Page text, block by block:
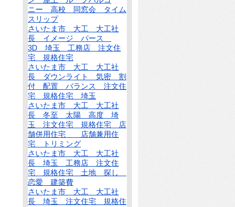
ニー 高校 同窓会 タイム
スリップ
さいたま市 大工 大工社
長 イメージ パース
3D 埼玉 工務店 注文住
宅 規格住宅
さいたま市 大工 大工社
長 ダウンライト 気密 割
付 配置 バランス 注文住
宅 規格住宅 埼玉
さいたま市 大工 大工社
長 冬至 太陽 高度 埼
玉 注文住宅 規格住宅 店
舗併用住宅 店舗兼用住
宅 トリミング
さいたま市 大工 大工社
長 埼玉 工務店 注文住
宅 規格住宅 土地 探し
恋愛 建築費
さいたま市 大工 大工社
長 埼玉 注文住宅 規格住